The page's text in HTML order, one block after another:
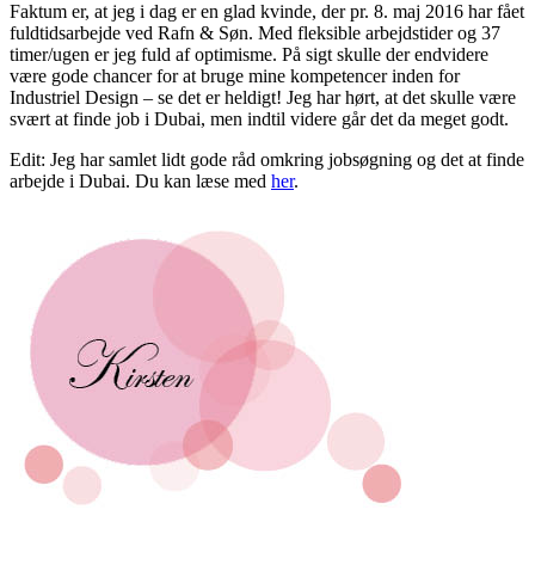
Faktum er, at jeg i dag er en glad kvinde, der pr. 8. maj 2016 har fået
fuldtidsarbejde ved Rafn & Søn. Med fleksible arbejdstider og 37
timer/ugen er jeg fuld af optimisme. På sigt skulle der endvidere
være gode chancer for at bruge mine kompetencer inden for
Industriel Design – se det er heldigt! Jeg har hørt, at det skulle være
svært at finde job i Dubai, men indtil videre går det da meget godt.
Edit: Jeg har samlet lidt gode råd omkring jobsøgning og det at finde
arbejde i Dubai. Du kan læse med her.